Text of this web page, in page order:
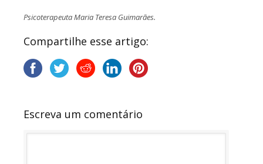
Psicoterapeuta Maria Teresa Guimarães.
Compartilhe esse artigo:
Escreva um comentário